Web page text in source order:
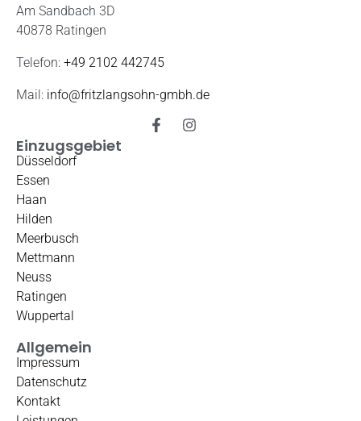
Am Sandbach 3D
40878 Ratingen
Telefon: +49 2102 442745
Mail: info@fritzlangsohn-gmbh.de
Einzugsgebiet
Düsseldorf
Essen
Haan
Hilden
Meerbusch
Mettmann
Neuss
Ratingen
Wuppertal
Allgemein
Impressum
Datenschutz
Kontakt